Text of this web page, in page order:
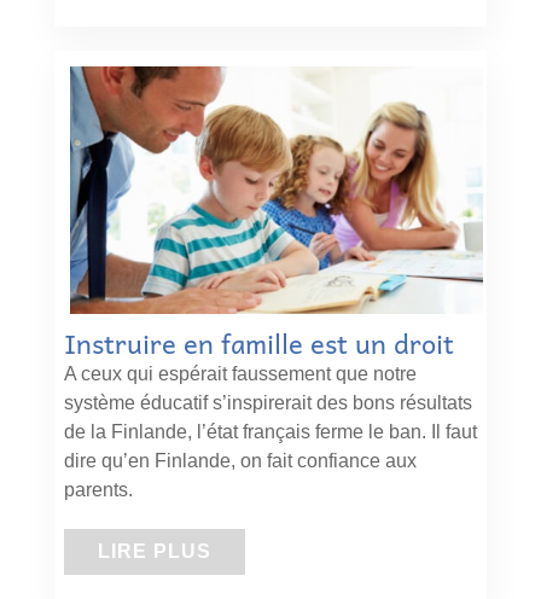
Instruire en famille est un droit
A ceux qui espérait faussement que notre
système éducatif s’inspirerait des bons résultats
de la Finlande, l’état français ferme le ban. Il faut
dire qu’en Finlande, on fait confiance aux
parents.
LIRE PLUS